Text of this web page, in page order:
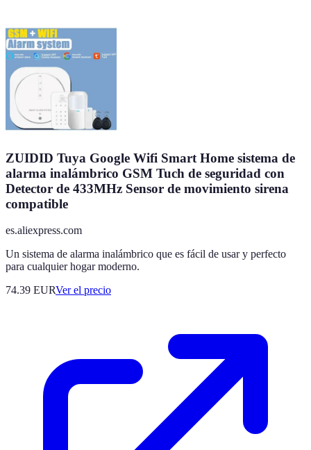
ZUIDID Tuya Google Wifi Smart Home sistema de
alarma inalámbrico GSM Tuch de seguridad con
Detector de 433MHz Sensor de movimiento sirena
compatible
es.aliexpress.com
Un sistema de alarma inalámbrico que es fácil de usar y perfecto
para cualquier hogar moderno.
74.39 EURVer el precio